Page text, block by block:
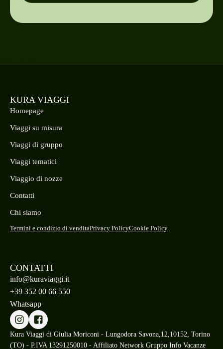
KURA VIAGGI
Homepage
Viaggi su misura
Viaggi di gruppo
Viaggi tematici
Viaggio di nozze
Contatti
Chi siamo
Termini e condizio di venditaPrivacy PolicyCookie Policy
CONTATTI
info@kuraviaggi.it
+39 352 00 66 550
Whatsapp
Kura Viaggi di Giulia Moriconi - Lungodora Savona,12,10152, Torino
(TO) - P.IVA 13291250010 - Affiliato Network Gruppo Info Vacanze